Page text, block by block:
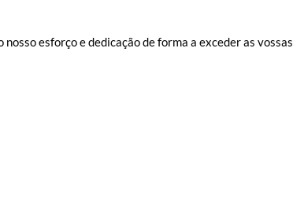
esforço e dedicação de forma a exceder as vossas